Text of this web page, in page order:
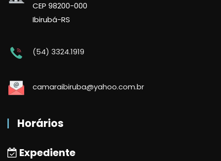
CEP 98200-000
Ibirubá-RS
(54) 3324.1919
camaraibiruba@yahoo.com.br
Horários
Expediente